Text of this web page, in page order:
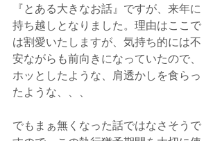
『とある大きなお話』ですが、来年に
持ち越しとなりました。理由はここで
は割愛いたしますが、気持ち的には不
安ながらも前向きになっていたので、
ホッとしたような、肩透かしを食らっ
たような、、、
でもまぁ無くなった話ではなさそうで